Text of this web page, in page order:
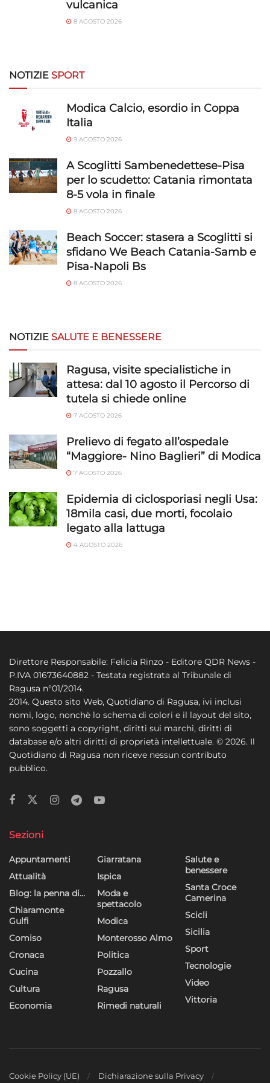
vulcanica
8 AGOSTO 2026
NOTIZIE SPORT
Modica Calcio, esordio in Coppa
Italia
9 AGOSTO 2026
A Scoglitti Sambenedettese-Pisa
per lo scudetto: Catania rimontata
8-5 vola in finale
8 AGOSTO 2026
Beach Soccer: stasera a Scoglitti si
sfidano We Beach Catania-Samb e
Pisa-Napoli Bs
8 AGOSTO 2026
NOTIZIE SALUTE E BENESSERE
Ragusa, visite specialistiche in
attesa: dal 10 agosto il Percorso di
tutela si chiede online
7 AGOSTO 2026
Prelievo di fegato all’ospedale
“Maggiore- Nino Baglieri” di Modica
7 AGOSTO 2026
Epidemia di ciclosporiasi negli Usa:
18mila casi, due morti, focolaio
legato alla lattuga
4 AGOSTO 2026
Direttore Responsabile: Felicia Rinzo - Editore QDR News -
P.IVA 01673640882 - Testata registrata al Tribunale di
Ragusa n°01/2014.
2014. Questo sito Web, Quotidiano di Ragusa, ivi inclusi
nomi, logo, nonchè lo schema di colori e il layout del sito,
sono soggetti a copyright, diritti sui marchi, diritti di
database e/o altri diritti di proprietà intellettuale. © 2026. Il
Quotidiano di Ragusa non riceve nessun contributo
pubblico.
Sezioni
Appuntamenti
Attualità
Blog: la penna di…
Chiaramonte
Gulfi
Comiso
Cronaca
Cucina
Cultura
Economia
Giarratana
Ispica
Moda e
spettacolo
Modica
Monterosso Almo
Politica
Pozzallo
Ragusa
Rimedi naturali
Salute e
benessere
Santa Croce
Camerina
Scicli
Sicilia
Sport
Tecnologie
Video
Vittoria
Cookie Policy (UE) Dichiarazione sulla Privacy